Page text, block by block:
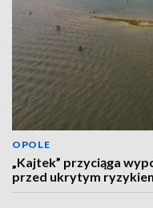
OPOLE
„Kajtek” przyciąga
przed ukrytym